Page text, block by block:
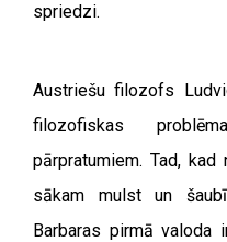
spriedzi.
Austriešu filozofs
filozofiskas
pārpratumiem. Tad,
sākam mulst un
Barbaras pirmā valoda